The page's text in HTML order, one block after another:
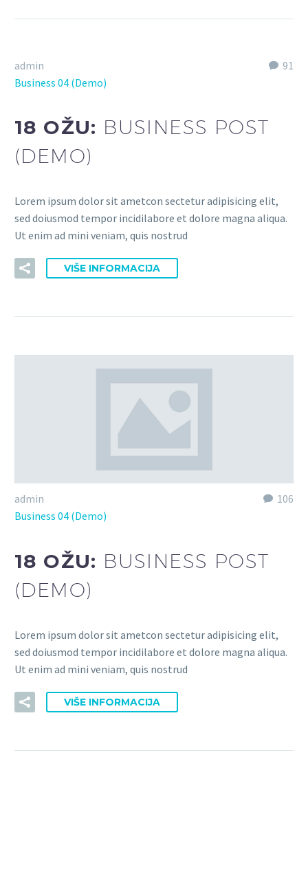
91
admin
Business 04 (Demo)
18 OŽU: BUSINESS POST
(DEMO)
Lorem ipsum dolor sit ametcon sectetur adipisicing elit,
sed doiusmod tempor incidilabore et dolore magna aliqua.
Ut enim ad mini veniam, quis nostrud
VIŠE INFORMACIJA
106
admin
Business 04 (Demo)
18 OŽU: BUSINESS POST
(DEMO)
Lorem ipsum dolor sit ametcon sectetur adipisicing elit,
sed doiusmod tempor incidilabore et dolore magna aliqua.
Ut enim ad mini veniam, quis nostrud
VIŠE INFORMACIJA